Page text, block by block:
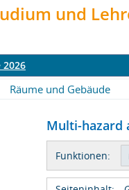
und
2026
Räume und Gebäude
Multi-hazard
Funktionen: